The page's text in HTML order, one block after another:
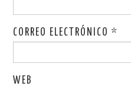
CORREO ELECTRÓNICO*
WEB